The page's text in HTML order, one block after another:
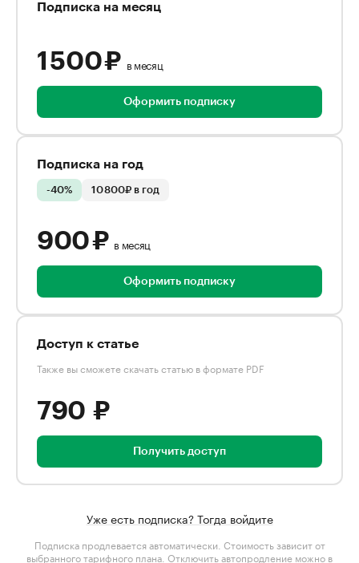
Подписка на месяц
1 500 ₽ в месяц
Оформить подписку
Подписка на год
-40% 10 800₽ в год
900 ₽ в месяц
Оформить подписку
Доступ к статье
Также вы сможете скачать статью в формате PDF
790 ₽
Получить доступ
Уже есть подписка? Тогда войдите
Подписка продлевается автоматически. Стоимость зависит от
выбранного тарифного плана . Отключить автопродление можно в